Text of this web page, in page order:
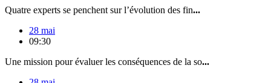
Quatre experts se penchent sur l’évolution des fin...
28 mai
09:30
Une mission pour évaluer les conséquences de la so...